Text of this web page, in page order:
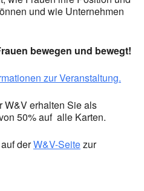
und wie Unternehmen
bewegen und bewegt!
zur Veranstaltung.
W&V erhalten Sie als
50% auf alle Karten.
derW&V-Seitezur